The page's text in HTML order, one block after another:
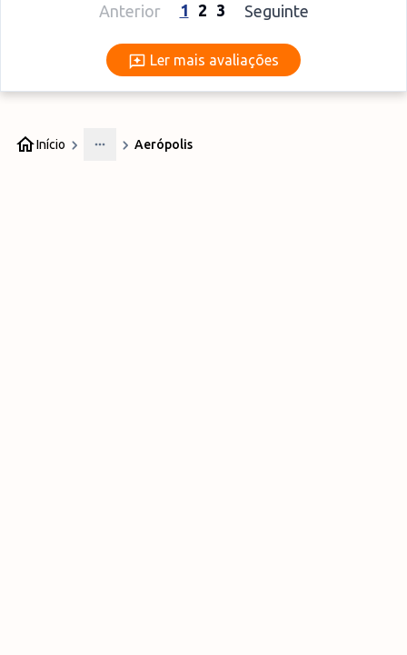
Anterior 1 2 3 Seguinte
Ler mais avaliações
Ler mais avaliações
Início
More
Aerópolis